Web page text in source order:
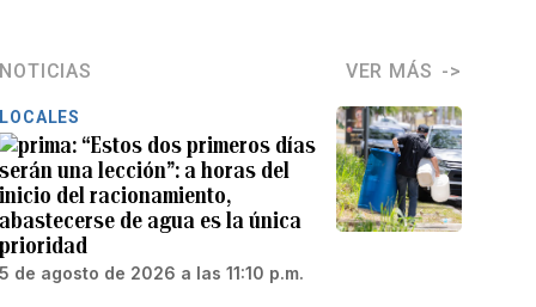
NOTICIAS VER MÁS
LOCALES
“Estos dos primeros días
serán una lección”: a horas del
inicio del racionamiento,
abastecerse de agua es la única
prioridad
5 de agosto de 2026 a las 11:10 p.m.